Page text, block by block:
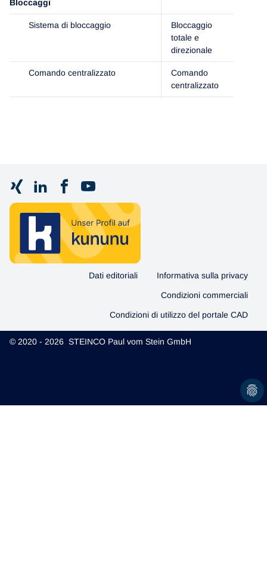
Bloccaggi
Sistema di bloccaggio
Bloccaggio
totale e
direzionale
Comando centralizzato
Comando
centralizzato
Dati editoriali Informativa sulla privacy
Condizioni commerciali
Condizioni di utilizzo del portale CAD
© 2020 - 2026 STEINCO Paul vom Stein GmbH